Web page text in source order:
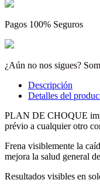
Pagos 100% Seguros
¿Aún no nos sigues?
Descripción
Detalles del
PLAN DE CHOQUE
prévio a cualquier otro
Frena visiblemente la
mejora la salud general
Resultados visibles en